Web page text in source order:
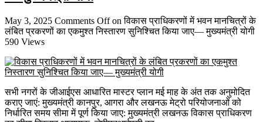
May 3, 2025 Comments Offon विकास प्राधिकरणों में भवन मानचित्रों के
लंबित प्रकरणों का एकमुश्त निस्तारण सुनिश्चित किया जाए— मुख्यमंत्री योगी
590 Views
सभी नगरों के जीआईएस आधारित मास्टर प्लान मई माह के अंत तक अनुमोदित
कराए जाएं: मुख्यमंत्री कानपुर, आगरा और लखनऊ मेट्रो परियोजनाओं को
निर्धारित समय सीमा में पूर्ण किया जाए: मुख्यमंत्री लखनऊ विकास प्राधिकरण